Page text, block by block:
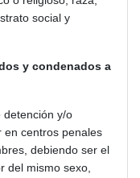
social y
y condenados a
detención y/o
en centros penales
debiendo ser el
del mismo sexo,